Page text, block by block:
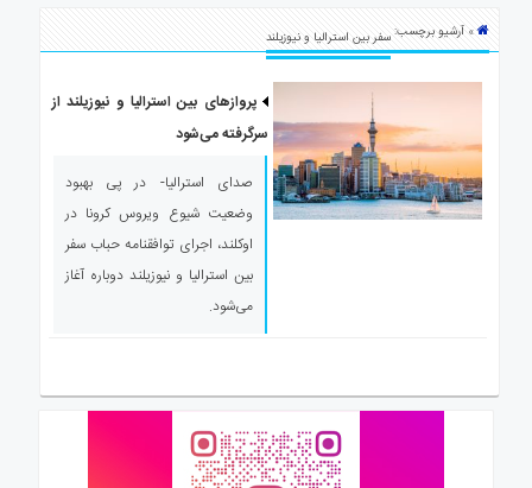
استرالیا» آرشیو برچسب:سفر بین استرالیا و نیوزیلند
پروازهای بین استرالیا و نیوزیلند از
سرگرفته می‌شود
صدای استرالیا- در پی بهبود
وضعیت شیوع ویروس کرونا در
اوکلند، اجرای توافقنامه حباب سفر
بین استرالیا و نیوزیلند دوباره آغاز
می‌شود.